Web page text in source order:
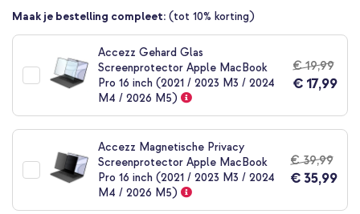
de
afbeeldingen-
Maak je bestelling compleet: (tot 10% korting)
Accezz Gehard Glas
Screenprotector Apple MacBook
Pro 16 inch (2021 / 2023 M3 / 2024
M4 / 2026 M5)
€ 19,99
€ 17,99
Accezz Magnetische Privacy
Screenprotector Apple MacBook
Pro 16 inch (2021 / 2023 M3 / 2024
M4 / 2026 M5)
€ 39,99
€ 35,99